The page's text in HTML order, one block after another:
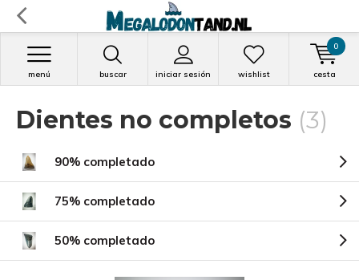
buscar iniciar sesión
menú wishlist cesta
0
Dientes no completos (3)
90% completado
75% completado
50% completado